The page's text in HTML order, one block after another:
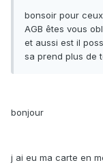
bonsoir pour
AGB êtes vous
et aussi est il
sa prend plus de
bonjour
j ai eu ma carte en